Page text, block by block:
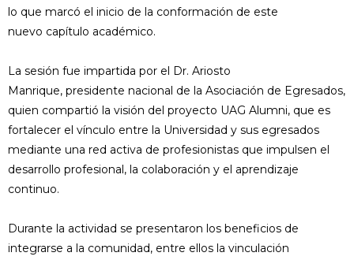
lo que marcó el inicio de la conformación de este
nuevo capítulo académico.
La sesión fue impartida por el Dr. Ariosto
Manrique, presidente nacional de la Asociación de Egresados,
quien compartió la visión del proyecto UAG Alumni, que es
fortalecer el vínculo entre la Universidad y sus egresados
mediante una red activa de profesionistas que impulsen el
desarrollo profesional, la colaboración y el aprendizaje
continuo.
Durante la actividad se presentaron los beneficios de
integrarse a la comunidad, entre ellos la vinculación